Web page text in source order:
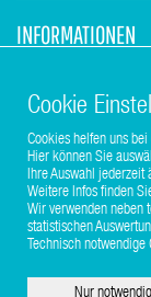
INFORMATIONEN
STUHR HVAC
Cookie
Cookies helfen uns
Hier können Sie
Ihre Auswahl jederzeit
Weitere Infos finden
Wir verwenden neben
statistischen
Technisch
Nur